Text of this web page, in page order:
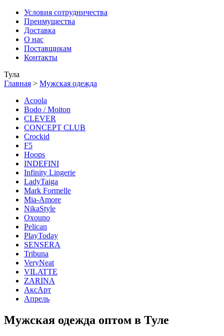
Условия сотрудничества
Преимущества
Доставка
О нас
Поставщикам
Контакты
Тула
Главная > Мужская одежда
Acoola
Bodo / Moiton
CLEVER
CONCEPT CLUB
Crockid
F5
Hoops
INDEFINI
Infinity Lingerie
LadyTaiga
Mark Formelle
Mia-Amore
NikaStyle
Oxouno
Pelican
PlayToday
SENSERA
Tribuna
VeryNeat
VILATTE
ZARINA
АксАрт
Апрель
Мужская одежда оптом в Туле